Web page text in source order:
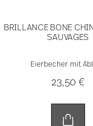
BRILLANCE BONE
SAUVAGES
Eierbecher mit
23,50 €